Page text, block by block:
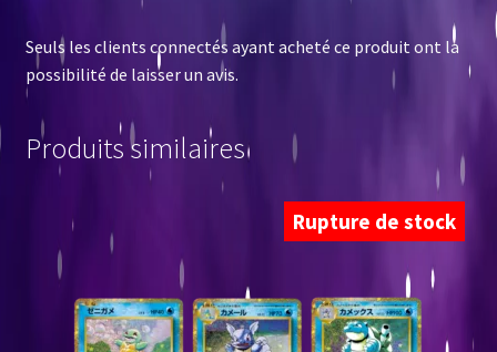
Seuls les clients connectés ayant acheté ce produit ont la
possibilité de laisser un avis.
Produits similaires
Rupture de stock